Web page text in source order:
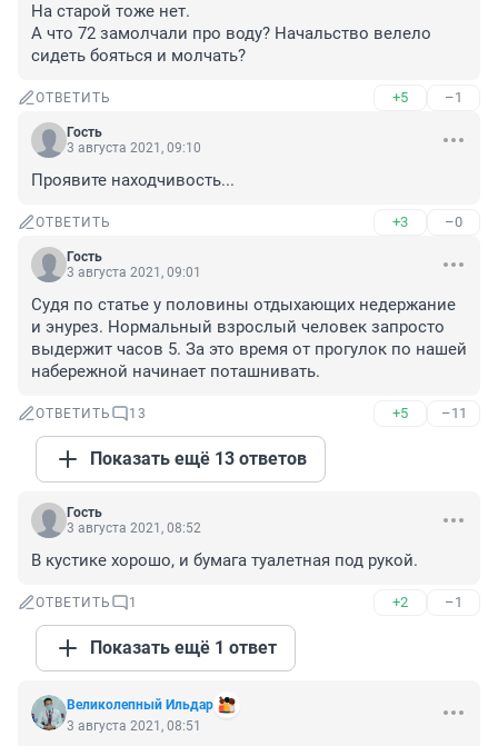
На старой тоже нет.
А что 72 замолчали про воду? Начальство велело
сидеть бояться и молчать?
ОТВЕТИТЬ +5 –1
Гость
3 августа 2021, 09:10
Проявите находчивость...
ОТВЕТИТЬ +3 –0
Гость
3 августа 2021, 09:01
Судя по статье у половины отдыхающих недержание
и энурез. Нормальный взрослый человек запросто
выдержит часов 5. За это время от прогулок по нашей
набережной начинает поташнивать.
ОТВЕТИТЬ 13 +5 –11
Показать ещё 13 ответов
Гость
3 августа 2021, 08:52
В кустике хорошо, и бумага туалетная под рукой.
ОТВЕТИТЬ 1 +2 –1
Показать ещё 1 ответ
Великолепный Ильдар
3 августа 2021, 08:51